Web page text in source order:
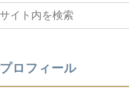
プロフィール